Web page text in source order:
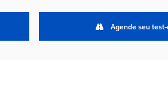
Agende seu